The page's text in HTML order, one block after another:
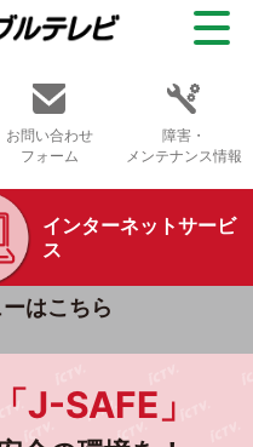
お問い合わせ
フォーム
障害・
メンテナンス情報
インターネットサービ
ス
はこちら
J-SAFE」